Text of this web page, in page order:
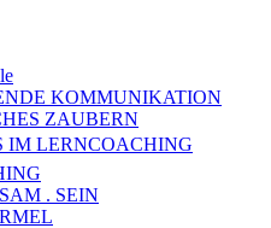
KOMMUNIKATION
ZAUBERN
IM LERNCOACHING
. SEIN